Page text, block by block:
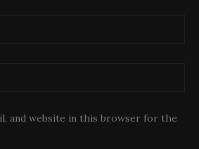
and website in this browser for the